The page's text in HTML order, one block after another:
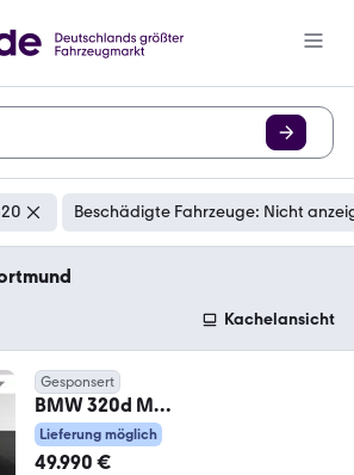
Beschädigte Fahrzeuge: Nicht
Kachelansicht
Gesponsert
BMW 320d M
Sport|AHK|Stop&Go|HiFi|DrivingA
ss.
Lieferung möglich
49.990 €